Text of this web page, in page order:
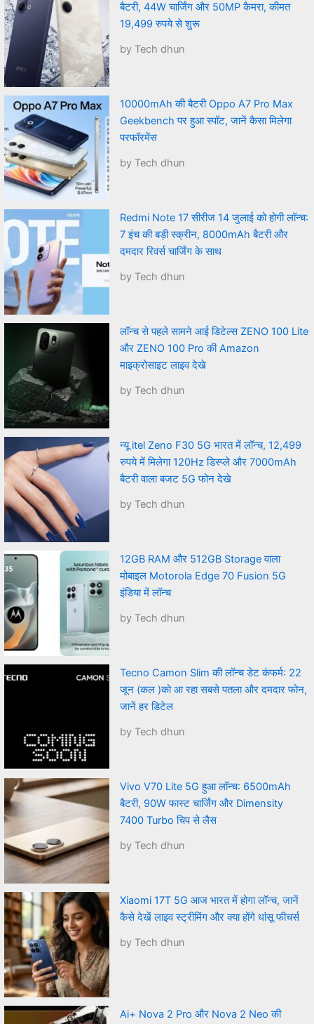
बैटरी, 44W चार्जिंग और 50MP कैमरा, कीमत
19,499 रुपये से शुरू
by Tech dhun
10000mAh की बैटरी Oppo A7 Pro Max
Geekbench पर हुआ स्पॉट, जानें कैसा मिलेगा
परफॉरमेंस
by Tech dhun
Redmi Note 17 सीरीज 14 जुलाई को होगी लॉन्च:
7 इंच की बड़ी स्क्रीन, 8000mAh बैटरी और
दमदार रिवर्स चार्जिंग के साथ
by Tech dhun
लॉन्च से पहले सामने आई डिटेल्स ZENO 100 Lite
और ZENO 100 Pro की Amazon
माइक्रोसाइट लाइव देखे
by Tech dhun
न्यू itel Zeno F30 5G भारत में लॉन्च, 12,499
रुपये में मिलेगा 120Hz डिस्प्ले और 7000mAh
बैटरी वाला बजट 5G फोन देखे
by Tech dhun
12GB RAM और 512GB Storage वाला
मोबाइल Motorola Edge 70 Fusion 5G
इंडिया में लॉन्च
by Tech dhun
Tecno Camon Slim की लॉन्च डेट कंफर्म: 22
जून (कल )को आ रहा सबसे पतला और दमदार फोन,
जानें हर डिटेल
by Tech dhun
Vivo V70 Lite 5G हुआ लॉन्च: 6500mAh
बैटरी, 90W फास्ट चार्जिंग और Dimensity
7400 Turbo चिप से लैस
by Tech dhun
Xiaomi 17T 5G आज भारत में होगा लॉन्च, जानें
कैसे देखें लाइव स्ट्रीमिंग और क्या होंगे धांसू फीचर्स
by Tech dhun
Ai+ Nova 2 Pro और Nova 2 Neo की